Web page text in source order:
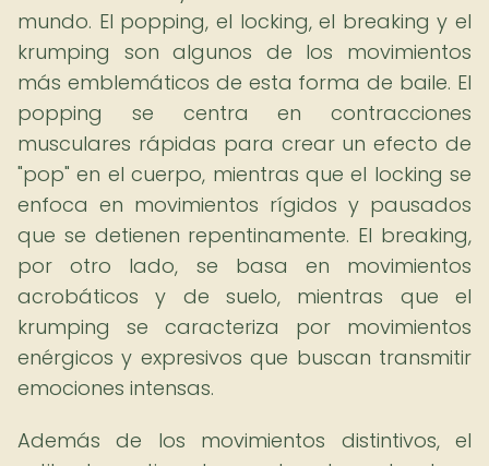
mundo. El popping, el locking, el breaking y el
krumping son algunos de los movimientos
más emblemáticos de esta forma de baile. El
popping se centra en contracciones
musculares rápidas para crear un efecto de
"pop" en el cuerpo, mientras que el locking se
enfoca en movimientos rígidos y pausados
que se detienen repentinamente. El breaking,
por otro lado, se basa en movimientos
acrobáticos y de suelo, mientras que el
krumping se caracteriza por movimientos
enérgicos y expresivos que buscan transmitir
emociones intensas.
Además de los movimientos distintivos, el